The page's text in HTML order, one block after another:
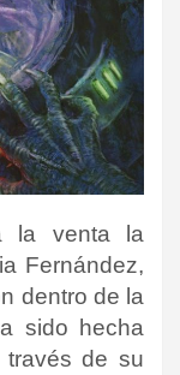
la venta la
Fernández,
dentro de la
sido hecha
través de su